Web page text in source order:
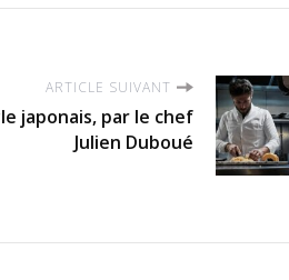
ARTICLE SUIVANT
japonais, par le chef
Julien Duboué